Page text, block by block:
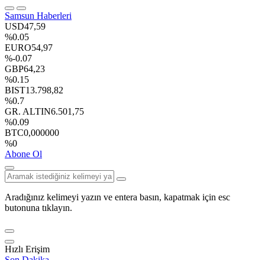
Samsun Haberleri
USD47,59
%0.05
EURO54,97
%-0.07
GBP64,23
%0.15
BIST13.798,82
%0.7
GR. ALTIN6.501,75
%0.09
BTC0,000000
%0
Abone Ol
Aradığınız kelimeyi yazın ve entera basın, kapatmak için esc
butonuna tıklayın.
Hızlı Erişim